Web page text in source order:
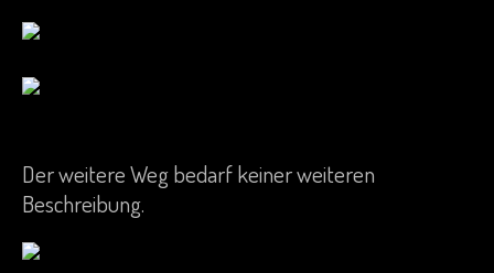
Der weitere Weg bedarf keiner weiteren
Beschreibung.